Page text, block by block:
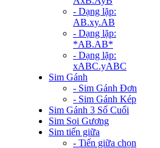
- Dạng lặp:
AB.xy.AB
- Dạng lặp:
*AB.AB*
- Dạng lặp:
xABC.yABC
Sim Gánh
- Sim Gánh Đơn
- Sim Gánh Kép
Sim Gánh 3 Số Cuối
Sim Soi Gương
Sim tiến giữa
- Tiến giữa chọn